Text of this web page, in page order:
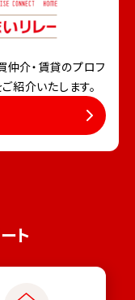
仲介・賃貸のプロフ
紹介いたします。
ト